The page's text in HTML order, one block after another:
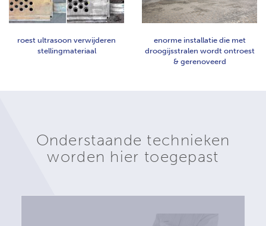
roest ultrasoon verwijderen
stellingmateriaal
enorme installatie die met
droogijsstralen wordt ontroest
& gerenoveerd
Onderstaande technieken
worden hier toegepast